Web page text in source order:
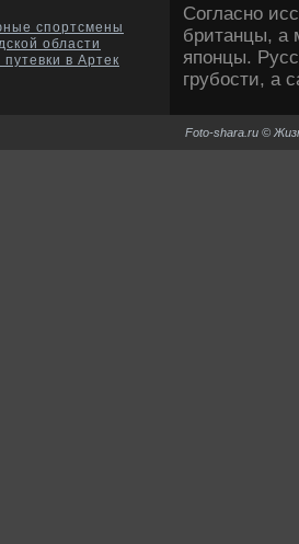
спортсмены
области
в Артек
Согласно
британцы, а
японцы.
грубости, а
Foto-shara.ru ©